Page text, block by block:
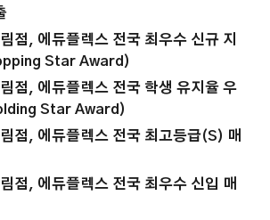
점, 에듀플렉스 전국 최우수 신규 지
Star Award)
점, 에듀플렉스 전국 학생 유지율 우
Star Award)
점, 에듀플렉스 전국 최고등급(S) 매
점, 에듀플렉스 전국 최우수 신입 매